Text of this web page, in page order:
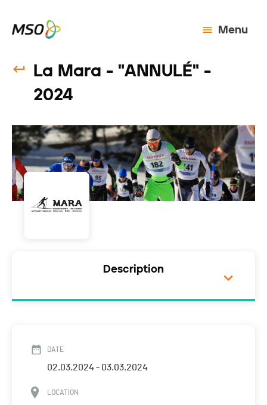
Menu
La Mara - "ANNULÉ" -
2024
Description
DATE
02.03.2024 - 03.03.2024
LOCATION